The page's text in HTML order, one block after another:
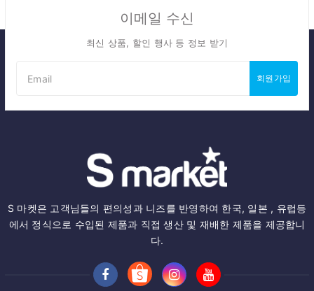
이메일 수신
최신 상품, 할인 행사 등 정보 받기
회원가입
S 마켓은 고객님들의 편의성과 니즈를 반영하여 한국, 일본 , 유럽등
에서 정식으로 수입된 제품과 직접 생산 및 재배한 제품을 제공합니
다.